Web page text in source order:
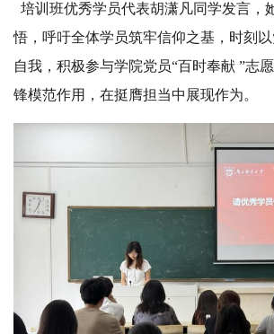
培训班优秀学员代表胡潇凡同学发言，
悟，呼吁全体学员筑牢信仰之基，时刻
自我，积极参与学院党员“百时奉献 ”志
锋模范作用，在挺膺担当中展现作为。